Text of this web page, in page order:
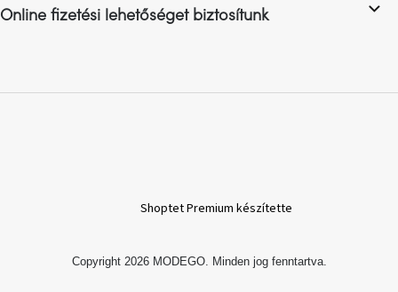
Fedezze
fel
Kis
Online fizetési lehetőséget biztosítunk
Shoptet Premium készítette
Copyright 2026 MODEGO. Minden jog fenntartva.